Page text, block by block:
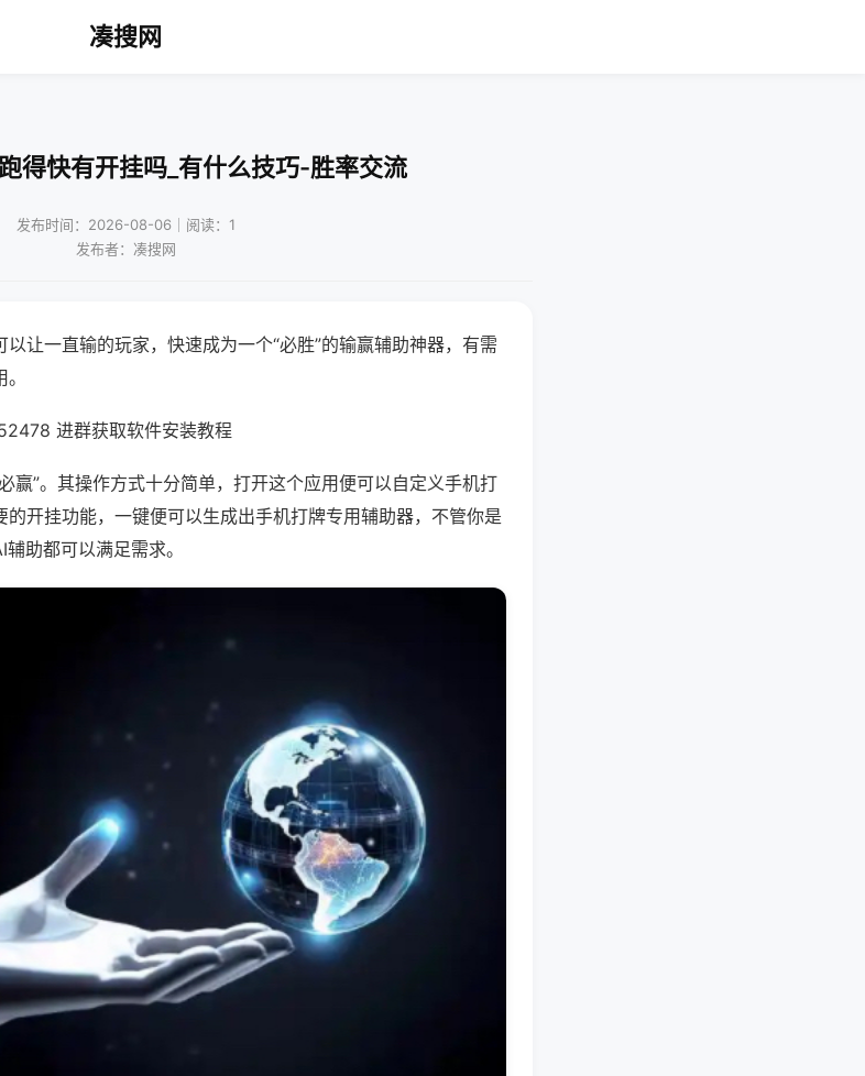
凑搜网
得快有开挂吗_有什么技巧-胜率交流
发布时间：2026-08-06｜阅读：1
发布者：凑搜网
让一直输的玩家，快速成为一个“必胜”的输赢辅助神器，有需
进群获取软件安装教程
赢”。其操作方式十分简单，打开这个应用便可以自定义手机打
开挂功能，一键便可以生成出手机打牌专用辅助器，不管你是
助都可以满足需求。